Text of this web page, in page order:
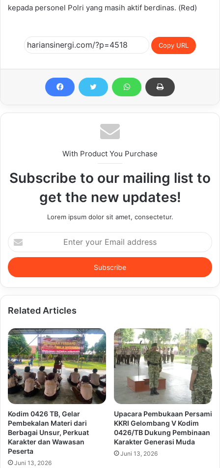
kepada personel Polri yang masih aktif berdinas. (Red)
Copy URL
With Product You Purchase
Subscribe to our mailing list to
get the new updates!
Lorem ipsum dolor sit amet, consectetur.
Enter
your
Email
address
Related Articles
Kodim 0426 TB, Gelar
Pembekalan Materi dari
Berbagai Unsur, Perkuat
Karakter dan Wawasan
Peserta
Juni 13, 2026
Upacara Pembukaan Persami
KKRI Gelombang V Kodim
0426/TB Dukung Pembinaan
Karakter Generasi Muda
Juni 13, 2026